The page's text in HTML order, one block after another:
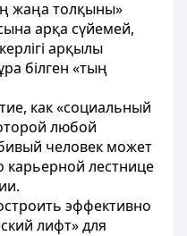
жаңа толқыны»
арқа сүйемей,
арқылы
білген «тың
как «социальный
любой
человек может
карьерной лестнице
эффективно
лифт» для